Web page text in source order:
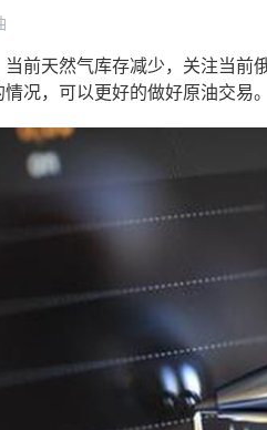
天然气库存减少，关注当前
况，可以更好的做好原油交易。